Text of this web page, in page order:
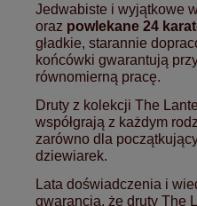
Jedwabiste i wyjątkowe
oraz powlekane 24
gładkie, starannie
końcówki gwarantują
równomierną pracę.
Druty z kolekcji The
współgrają z każdym
zarówno dla
dziewiarek.
Lata doświadczenia i
gwarancją, że druty The